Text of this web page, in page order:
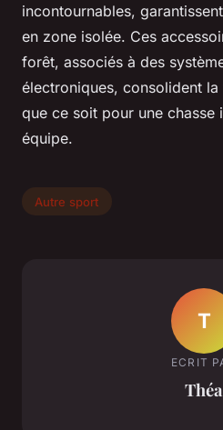
incontournables,
en zone isolée. Ces
forêt, associés à des
électroniques, consolident
que ce soit pour une chasse
équipe.
Autre sport
T
ECRIT
Théa